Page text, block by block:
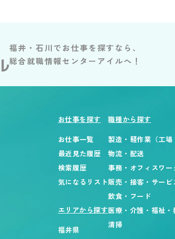
福井・石川でお仕事を探すなら、
総合就職情報センターアイルへ！
お仕事を探す
お仕事一覧
最近見た履歴
検索履歴
気になるリスト
エリアから探す
福井県
職種から探す
製造・軽作業（工場
物流・配送
事務・オフィスワー
販売・接客・サービ
飲食・フード
医療・介護・福祉・
清掃